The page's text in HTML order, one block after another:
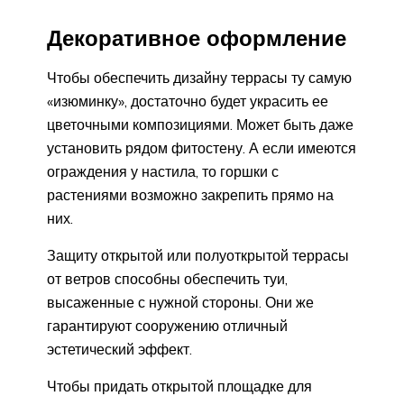
Декоративное оформление
Чтобы обеспечить дизайну террасы ту самую
«изюминку», достаточно будет украсить ее
цветочными композициями. Может быть даже
установить рядом фитостену. А если имеются
ограждения у настила, то горшки с
растениями возможно закрепить прямо на
них.
Защиту открытой или полуоткрытой террасы
от ветров способны обеспечить туи,
высаженные с нужной стороны. Они же
гарантируют сооружению отличный
эстетический эффект.
Чтобы придать открытой площадке для